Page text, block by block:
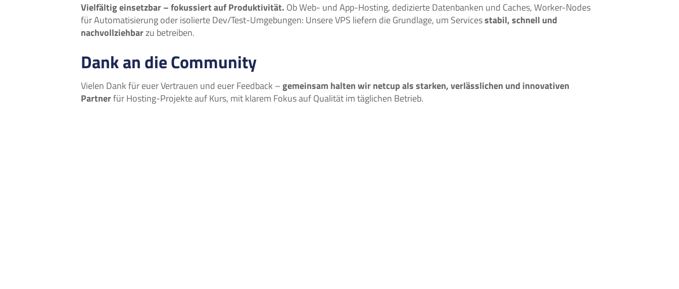
Vielfältig einsetzbar – fokussiert auf Produktivität. Ob Web- und App-Hosting, dedizierte Datenbanken und Caches, Worker-Nodes
für Automatisierung oder isolierte Dev/Test-Umgebungen: Unsere VPS liefern die Grundlage, um Servicesstabil, schnell und
nachvollziehbarzu betreiben.
Dank an die Community
Vielen Dank für euer Vertrauen und euer Feedback –gemeinsam halten wir netcup als starken, verlässlichen und innovativen
Partnerfür Hosting-Projekte auf Kurs, mit klarem Fokus auf Qualität im täglichen Betrieb.